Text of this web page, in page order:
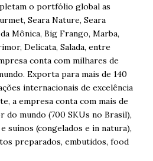
o portfólio global as
Seara Nature, Seara
Mônica, Big Frango, Marba,
Delicata, Salada, entre
conta com milhares de
Exporta para mais de 140
internacionais de excelência
a empresa conta com mais de
do mundo (700 SKUs no Brasil),
suínos (congelados e in natura),
preparados, embutidos, food